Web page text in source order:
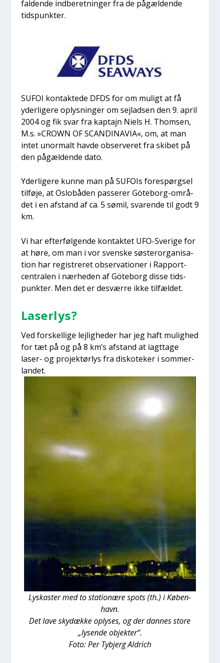
fal­den­de ind­be­ret­nin­ger fra de pågæl­den­de
tids­punk­ter.
SUFOI kon­tak­te­de DFDS for om muligt at få
yder­li­ge­re oplys­nin­ger om sejlad­sen den 9. april
2004 og fik svar fra kap­ta­jn Niels H. Thom­sen,
M.s. »CROWN OF SCANDINAVIA«, om, at man
intet unor­malt hav­de obser­ve­ret fra ski­bet på
den pågæl­den­de dato.
Yder­li­ge­re kun­ne man på SUFOIs fore­spørgsel
til­fø­je, at Oslo­bå­den pas­se­rer Göte­borg-områ­
det i en afstand af ca. 5 sømil, sva­ren­de til godt 9
km.
Vi har efter­føl­gen­de kon­tak­tet UFO-Sve­ri­ge for
at høre, om man i vor sven­ske søste­r­or­ga­ni­sa­
tion har regi­stre­ret obser­va­tio­ner i Rap­port­
cen­tra­len i nær­he­den af Göte­borg dis­se tids­
punk­ter. Men det er desvær­re ikke til­fæl­det.
Laser­lys?
Ved for­skel­li­ge lej­lig­he­der har jeg haft mulig­hed
for tæt på og på 8 km’s afstand at iagt­ta­ge
laser- og pro­jek­tør­lys fra disko­te­ker i som­mer­
lan­det.
Lyska­ster med to sta­tio­næ­re spots (th.) i Køben­
havn.
Det lave sky­dæk­ke oply­ses, og der dan­nes sto­re
„lysen­de objek­ter“.
Foto: Per Tyb­jerg Aldrich